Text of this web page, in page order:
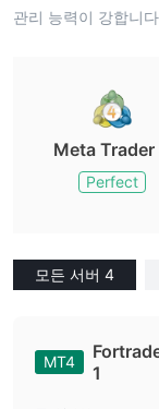
관리 능력이 강합니
Meta Trader
Perfect
모든 서버 4
MT4
1